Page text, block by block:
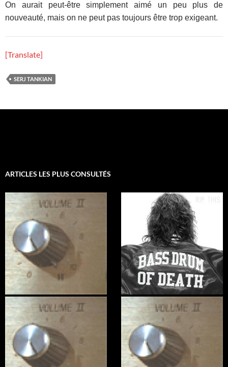
On aurait peut-être simplement aimé un peu plus de
nouveauté, mais on ne peut pas toujours être trop exigeant.
[Translate]
SERJ TANKIAN
ARTICLES LES PLUS CONSULTÉS